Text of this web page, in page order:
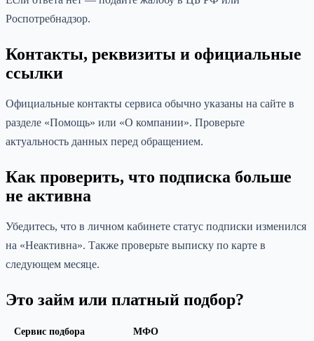
Роспотребнадзор.
Контакты, реквизиты и официальные
ссылки
Официальные контакты сервиса обычно указаны на сайте в
разделе «Помощь» или «О компании». Проверьте
актуальность данных перед обращением.
Как проверить, что подписка больше
не активна
Убедитесь, что в личном кабинете статус подписки изменился
на «Неактивна». Также проверьте выписку по карте в
следующем месяце.
Это займ или платный подбор?
Сервис подбора МФО